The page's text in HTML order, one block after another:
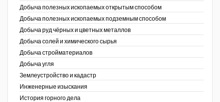
Добыча полезных ископаемых открытым способом
Добыча полезных ископаемых подземным способом
Добыча руд чёрных и цветных металлов
Добыча солей и химического сырья
Добыча стройматериалов
Добыча угля
Землеустройство и кадастр
Инженерные изыскания
История горного дела